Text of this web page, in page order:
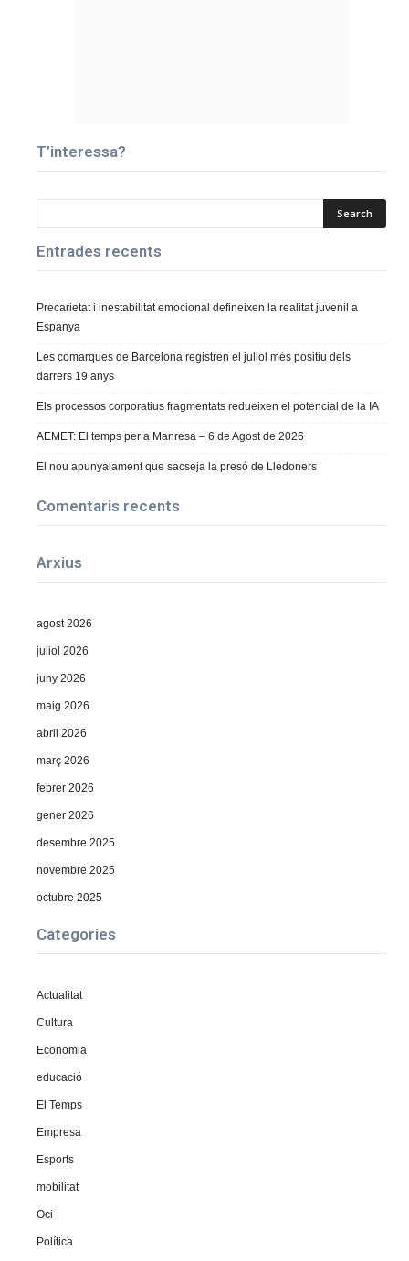
T’interessa?
Entrades recents
Precarietat i inestabilitat emocional defineixen la realitat juvenil a
Espanya
Les comarques de Barcelona registren el juliol més positiu dels
darrers 19 anys
Els processos corporatius fragmentats redueixen el potencial de la IA
AEMET: El temps per a Manresa – 6 de Agost de 2026
El nou apunyalament que sacseja la presó de Lledoners
Comentaris recents
Arxius
agost 2026
juliol 2026
juny 2026
maig 2026
abril 2026
març 2026
febrer 2026
gener 2026
desembre 2025
novembre 2025
octubre 2025
Categories
Actualitat
Cultura
Economia
educació
El Temps
Empresa
Esports
mobilitat
Oci
Política